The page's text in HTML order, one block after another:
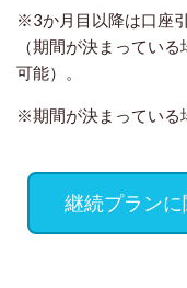
※3か月目以降は口座
（期間が決まってい
可能）。
※期間が決まっている
継続プラン